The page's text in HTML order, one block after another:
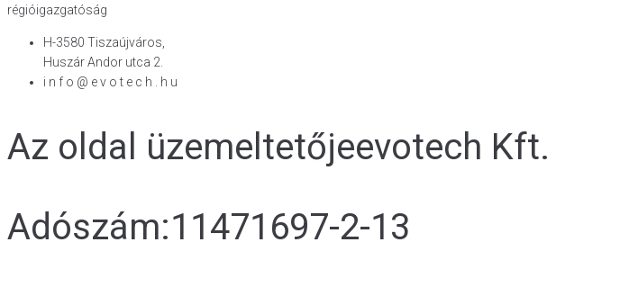
régióigazgatóság
H-3580 Tiszaújváros,
Huszár Andor utca 2.
i n f o @ e v o t e c h . h u
Az oldal üzemeltetőjeevotech Kft.
Adószám:11471697-2-13